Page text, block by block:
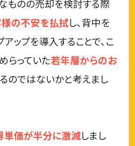
ものの売却を検討する際
の不安を払拭し、背中を
ップを導入することで、こ
らっていた若年層からのお
のではないかと考えまし
単価が半分に激減しまし